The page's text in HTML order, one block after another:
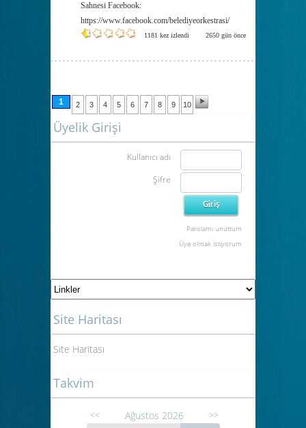
Sahnesi Facebook:
https://www.facebook.com/belediyeorkestrasi/
1181 kez izlendi 2650 gün önce
1 2 3 4 5 6 7 8 9 10
Üyelik Girişi
Kullanıcı adı
Şifre
Parolamı unuttum
Üye olmak istiyorum
Site Haritası
Site Haritası
Takvim
<< Ağustos 2026 >>